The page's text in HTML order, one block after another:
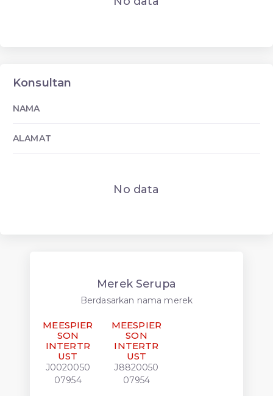
Konsultan
NAMA
ALAMAT
No data
Merek Serupa
Berdasarkan nama merek
MEESPIER
SON
INTERTR
UST
J0020050
07954
MEESPIER
SON
INTERTR
UST
J8820050
07954